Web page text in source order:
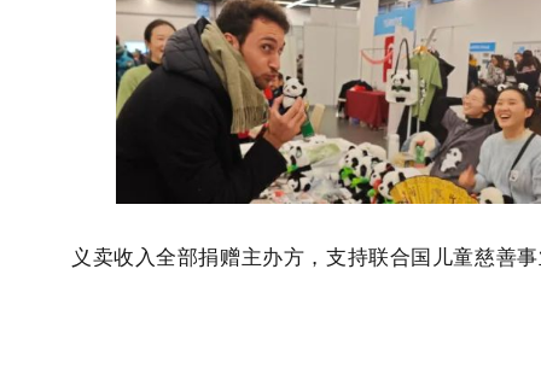
义卖收入全部捐赠主办方，支持联合国儿童慈善